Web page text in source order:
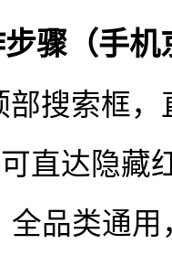
骤（手
部搜索框
直达隐藏
全品类通